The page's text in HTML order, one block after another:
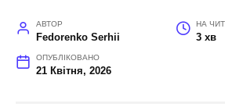
АВТОР
Fedorenko Serhii
НА
3 хв
ОПУБЛІКОВАНО
21 Квітня, 2026